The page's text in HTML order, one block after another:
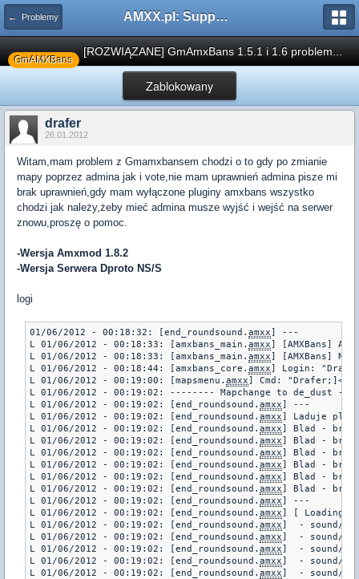
← Problemy AMXX.pl: Support AMX Mod X i SourceMod
GmAMXBans
[ROZWIĄZANE] GmAmxBans 1.5.1 i 1.6 problem...
Zablokowany
drafer
26.01.2012
Witam,mam problem z Gmamxbansem chodzi o to gdy po zmianie
mapy poprzez admina jak i vote,nie mam uprawnień admina pisze mi
brak uprawnień,gdy mam wyłączone pluginy amxbans wszystko
chodzi jak należy,żeby mieć admina musze wyjść i wejść na serwer
znowu,proszę o pomoc.
-Wersja Amxmod 1.8.2
-Wersja Serwera Dproto NS/S
logi
01/06/2012 - 00:18:32: [end_roundsound. amxx] ---
L 01/06/2012 - 00:18:33: [amxbans_main. amxx] [AMXBans]
L 01/06/2012 - 00:18:33: [amxbans_main. amxx] [AMXBans] Nie
L 01/06/2012 - 00:18:44: [amxbans_core. amxx] Login:
L 01/06/2012 - 00:19:00: [mapsmenu. amxx] Cmd:
L 01/06/2012 - 00:19:02: -------- Mapchange to de_dust
L 01/06/2012 - 00:19:02: [end_roundsound. amxx] ---
L 01/06/2012 - 00:19:02: [end_roundsound. amxx] Laduje plik:
L 01/06/2012 - 00:19:02: [end_roundsound. amxx] Blad - brak
L 01/06/2012 - 00:19:02: [end_roundsound. amxx] Blad - brak
L 01/06/2012 - 00:19:02: [end_roundsound. amxx] Blad - brak
L 01/06/2012 - 00:19:02: [end_roundsound. amxx] Blad - brak
L 01/06/2012 - 00:19:02: [end_roundsound. amxx] Blad - brak
L 01/06/2012 - 00:19:02: [end_roundsound. amxx] Blad - brak
L 01/06/2012 - 00:19:02: [end_roundsound. amxx] ---
L 01/06/2012 - 00:19:02: [end_roundsound. amxx] [ Loading 6
L 01/06/2012 - 00:19:02: [end_roundsound. amxx]  - sound/
L 01/06/2012 - 00:19:02: [end_roundsound. amxx]  - sound/
L 01/06/2012 - 00:19:02: [end_roundsound. amxx]  - sound/
L 01/06/2012 - 00:19:02: [end_roundsound. amxx]  - sound/
L 01/06/2012 - 00:19:02: [end_roundsound. amxx]  - sound/